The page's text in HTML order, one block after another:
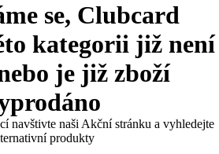
se, Clubcard
kategorii již není
je již zboží
navštivte naši Akční stránku a vyhledejte
produkty